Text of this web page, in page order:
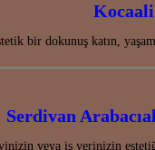
bir dokunuş katın,
Serdivan
veya iş yerinizin